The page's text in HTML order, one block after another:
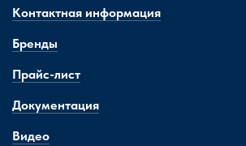
Контактная информация
Бренды
Прайс-лист
Документация
Видео